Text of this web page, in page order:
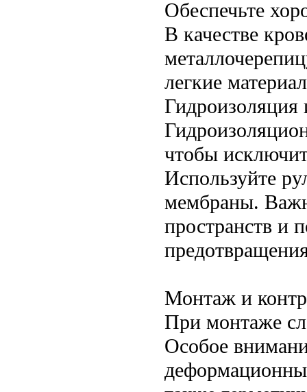
Обеспечьте
В качестве
легкие
Гидроизоляция
чтобы
Используйте
мембраны.
пространств и
Монтаж и
При монтаже
Особое